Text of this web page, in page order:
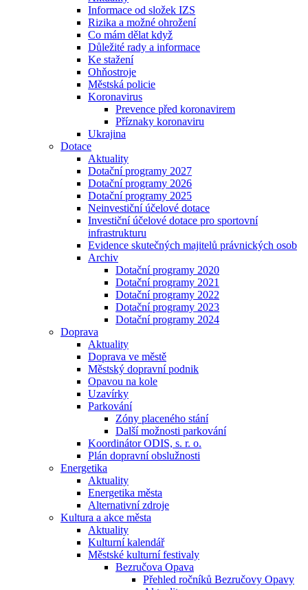
Informace od složek IZS
Rizika a možné ohrožení
Co mám dělat když
Důležité rady a informace
Ke stažení
Ohňostroje
Městská policie
Koronavirus
Prevence před koronavirem
Příznaky koronaviru
Ukrajina
Dotace
Aktuality
Dotační programy 2027
Dotační programy 2026
Dotační programy 2025
Neinvestiční účelové dotace
Investiční účelové dotace pro sportovní
infrastrukturu
Evidence skutečných majitelů právnických osob
Archiv
Dotační programy 2020
Dotační programy 2021
Dotační programy 2022
Dotační programy 2023
Dotační programy 2024
Doprava
Aktuality
Doprava ve městě
Městský dopravní podnik
Opavou na kole
Uzavírky
Parkování
Zóny placeného stání
Další možnosti parkování
Koordinátor ODIS, s. r. o.
Plán dopravní obslužnosti
Energetika
Aktuality
Energetika města
Alternativní zdroje
Kultura a akce města
Aktuality
Kulturní kalendář
Městské kulturní festivaly
Bezručova Opava
Přehled ročníků Bezručovy Opavy